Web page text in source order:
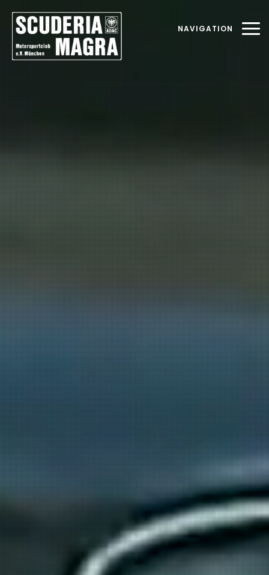
NAVIGATION